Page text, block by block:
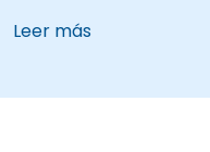
Leer más